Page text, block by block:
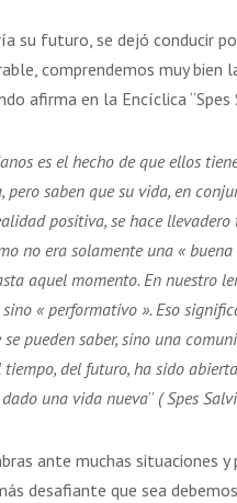
su futuro, se dejó conducir
comprendemos muy bien
afirma en la Encíclica “Spes
es el hecho de que ellos
saben que su vida, en
positiva, se hace llevadero
no era solamente una «
aquel momento. En nuestro
« performativo ». Eso
pueden saber, sino una
del futuro, ha sido
una vida nueva” ( Spes
ante muchas situaciones
desafiante que sea